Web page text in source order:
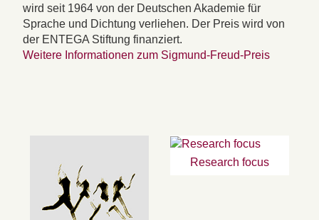
wird seit 1964 von der Deutschen Akademie für
Sprache und Dichtung verliehen. Der Preis wird von
der ENTEGA Stiftung finanziert.
Weitere Informationen zum Sigmund-Freud-Preis
Research focus